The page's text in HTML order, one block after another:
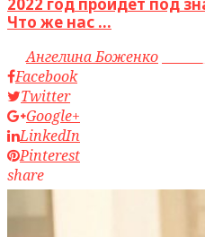
Что же нас ...
byАнгелина Боженко
Facebook
Twitter
Google+
LinkedIn
Pinterest
share